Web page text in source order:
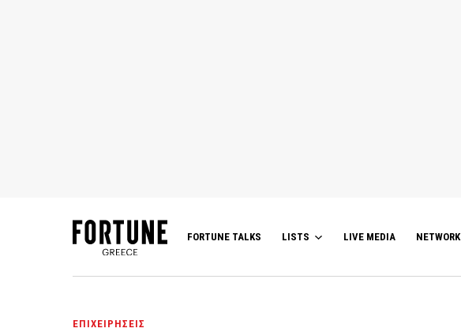
FORTUNE TALKS LISTS LIVE MEDIA NETWORK
ΕΠΙΧΕΙΡΗΣΕΙΣ